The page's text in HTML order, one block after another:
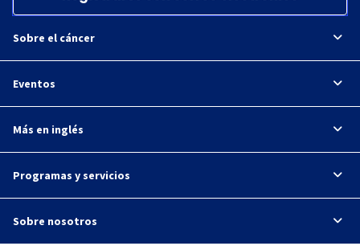
Sobre el cáncer
Eventos
Más en inglés
Programas y servicios
Sobre nosotros